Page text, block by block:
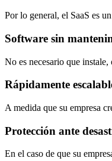
Por lo general, el SaaS es
Software sin
No es necesario que
Rápidamente
A medida que su empresa
Protección ante
En el caso de que su